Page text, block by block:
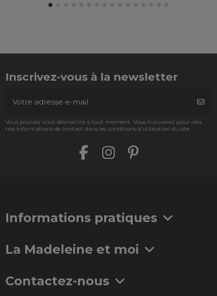
Inscrivez-vous à la newsletter
Vous pouvez vous désinscrire à tout moment. Vous trouverez pour cela
nos informations de contact dans les conditions d'utilisation du site.
Informations pratiques
La Madeleine et moi
Contactez-nous